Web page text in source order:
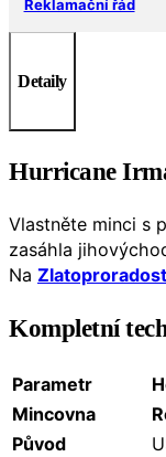
Reklamační řád
Detaily
Hurricane
Vlastněte minci s
zasáhla
Na
Kompletní
Parametr
Mincovna
Původ